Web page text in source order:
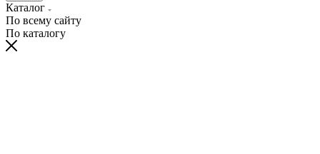
Каталог
По всему сайту
По каталогу